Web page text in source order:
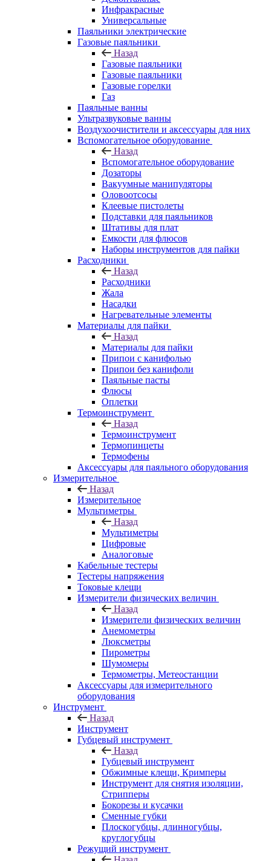
Инфракрасные
Универсальные
Паяльники электрические
Газовые паяльники
Назад
Газовые паяльники
Газовые паяльники
Газовые горелки
Газ
Паяльные ванны
Ультразвуковые ванны
Воздухоочистители и аксессуары для них
Вспомогательное оборудование
Назад
Вспомогательное оборудование
Дозаторы
Вакуумные манипуляторы
Оловоотсосы
Клеевые пистолеты
Подставки для паяльников
Штативы для плат
Емкости для флюсов
Наборы инструментов для пайки
Расходники
Назад
Расходники
Жала
Насадки
Нагревательные элементы
Материалы для пайки
Назад
Материалы для пайки
Припои с канифолью
Припои без канифоли
Паяльные пасты
Флюсы
Оплетки
Термоинструмент
Назад
Термоинструмент
Термопинцеты
Термофены
Аксессуары для паяльного оборудования
Измерительное
Назад
Измерительное
Мультиметры
Назад
Мультиметры
Цифровые
Аналоговые
Кабельные тестеры
Тестеры напряжения
Токовые клещи
Измерители физических величин
Назад
Измерители физических величин
Анемометры
Люксметры
Пирометры
Шумомеры
Термометры, Метеостанции
Аксессуары для измерительного
оборудования
Инструмент
Назад
Инструмент
Губцевый инструмент
Назад
Губцевый инструмент
Обжимные клещи, Кримперы
Инструмент для снятия изоляции,
Стрипперы
Бокорезы и кусачки
Сменные губки
Плоскогубцы, длинногубцы,
круглогубцы
Режущий инструмент